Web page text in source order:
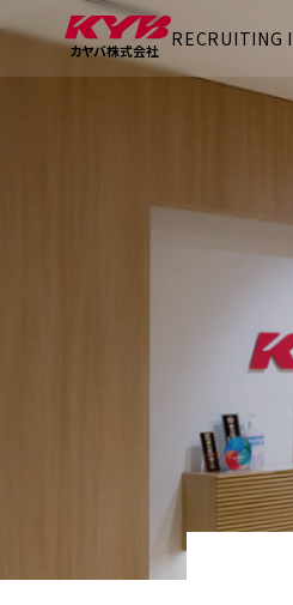
カヤバ株式会社
RECRUITING